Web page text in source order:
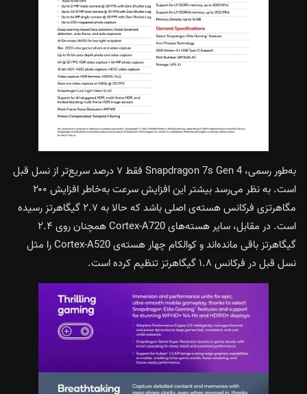
به‌طور رسمی، Snapdragon 7s Gen 4 فقط ۷ درصد سریع‌تر از نسل قبل
است. به نظر می‌رسد بیشتر این افزایش سرعت به‌خاطر افزایش ۲۰۰
مگاهرتزی فرکانس هسته‌ی اصلی باشد که حالا به ۲.۷ گیگاهرتز رسیده
است. در مقابل، سایر هسته‌های Cortex-A720 همچنان روی ۲.۴
گیگاهرتز باقی مانده‌اند و کوالکام چهار هسته‌ی Cortex-A520 را مثل
نسل قبل در فرکانس ۱.۸ گیگاهرتز تنظیم کرده است.